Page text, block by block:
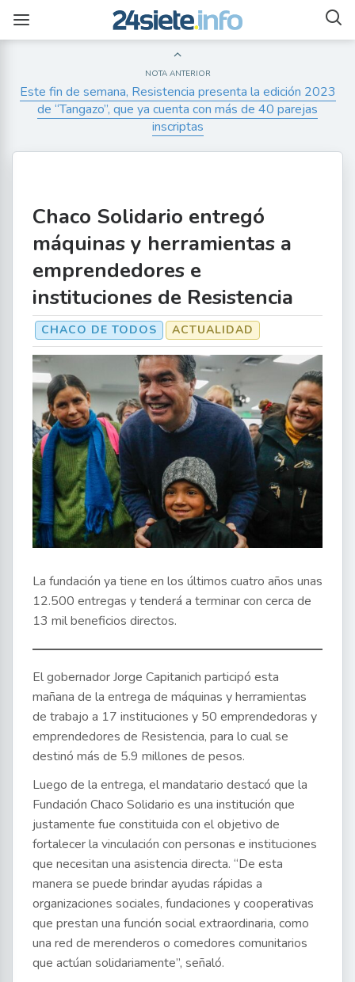
NOTA ANTERIOR
Este fin de semana, Resistencia presenta la edición 2023
de “Tangazo”, que ya cuenta con más de 40 parejas
inscriptas
Chaco Solidario entregó
máquinas y herramientas a
emprendedores e
instituciones de Resistencia
CHACO DE TODOS ACTUALIDAD
La fundación ya tiene en los últimos cuatro años unas
12.500 entregas y tenderá a terminar con cerca de
13 mil beneficios directos.
El gobernador Jorge Capitanich participó esta
mañana de la entrega de máquinas y herramientas
de trabajo a 17 instituciones y 50 emprendedoras y
emprendedores de Resistencia, para lo cual se
destinó más de 5.9 millones de pesos.
Luego de la entrega, el mandatario destacó que la
Fundación Chaco Solidario es una institución que
justamente fue constituida con el objetivo de
fortalecer la vinculación con personas e instituciones
que necesitan una asistencia directa. “De esta
manera se puede brindar ayudas rápidas a
organizaciones sociales, fundaciones y cooperativas
que prestan una función social extraordinaria, como
una red de merenderos o comedores comunitarios
que actúan solidariamente”, señaló.